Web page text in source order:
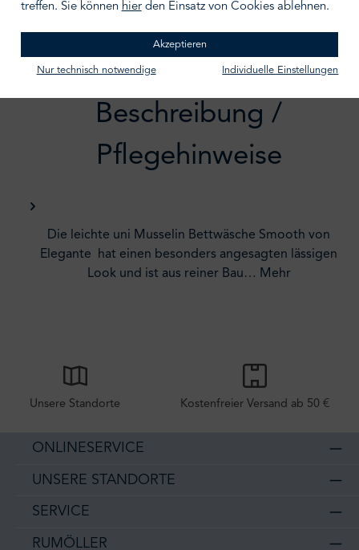
Beschreibung /
Pflegehinweise
Die leichte uni Musselin Bettwäsche Smooth von
Elegante hat einen besonders angesagten lässigen
Look und ist aus reiner Bau… Mehr
Unsere Standorte Kostenfreier Versand ab 50 €
ONLINESERVICE
UNSERE STANDORTE
SERVICE
RUMÖLLER
treffen. Sie können hierden Einsatz von Cookies ablehnen.
Akzeptieren
Nur technisch notwendige Individuelle Einstellungen